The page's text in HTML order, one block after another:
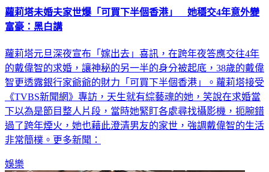
蘿莉塔未婚夫家世爆「可買下半個香港」 她穩交4年意外變
富豪：黑白講
蘿莉塔元旦深夜宣布「嫁出去」喜訊，在跨年夜答應交往4年
的戴偉智的求婚，讓神秘的另一半的身分被起底，38歲的戴偉
智更透露銀行家爺爺的財力「可買下半個香港」。蘿莉塔接受
《TVBS新聞網》專訪，天生就有綜藝魂的她，笑說在求婚當
下以為是節目整人片段，當時她緊盯各處尋找攝影機，扼腕錯
過了跨年煙火，她也藉此澄清男友的家世，強調戴偉智的生活
非常簡樸。更多新聞：
娛樂